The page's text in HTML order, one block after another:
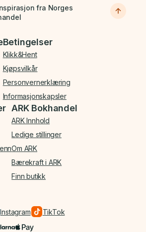
fra Norges
Betingelser
Klikk&Hent
Kjøpsvilkår
Personvernerklæring
Informasjonskapsler
ARK Bokhandel
ARK Innhold
Ledige stillinger
Om ARK
Bærekraft i ARK
Finn butikk
Instagram TikTok